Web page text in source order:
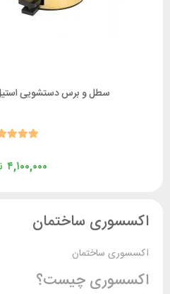
سطل و برس دستشویی استیل مدل براسیانا 3
تومان
ساختمان
ساختمان
چیست؟